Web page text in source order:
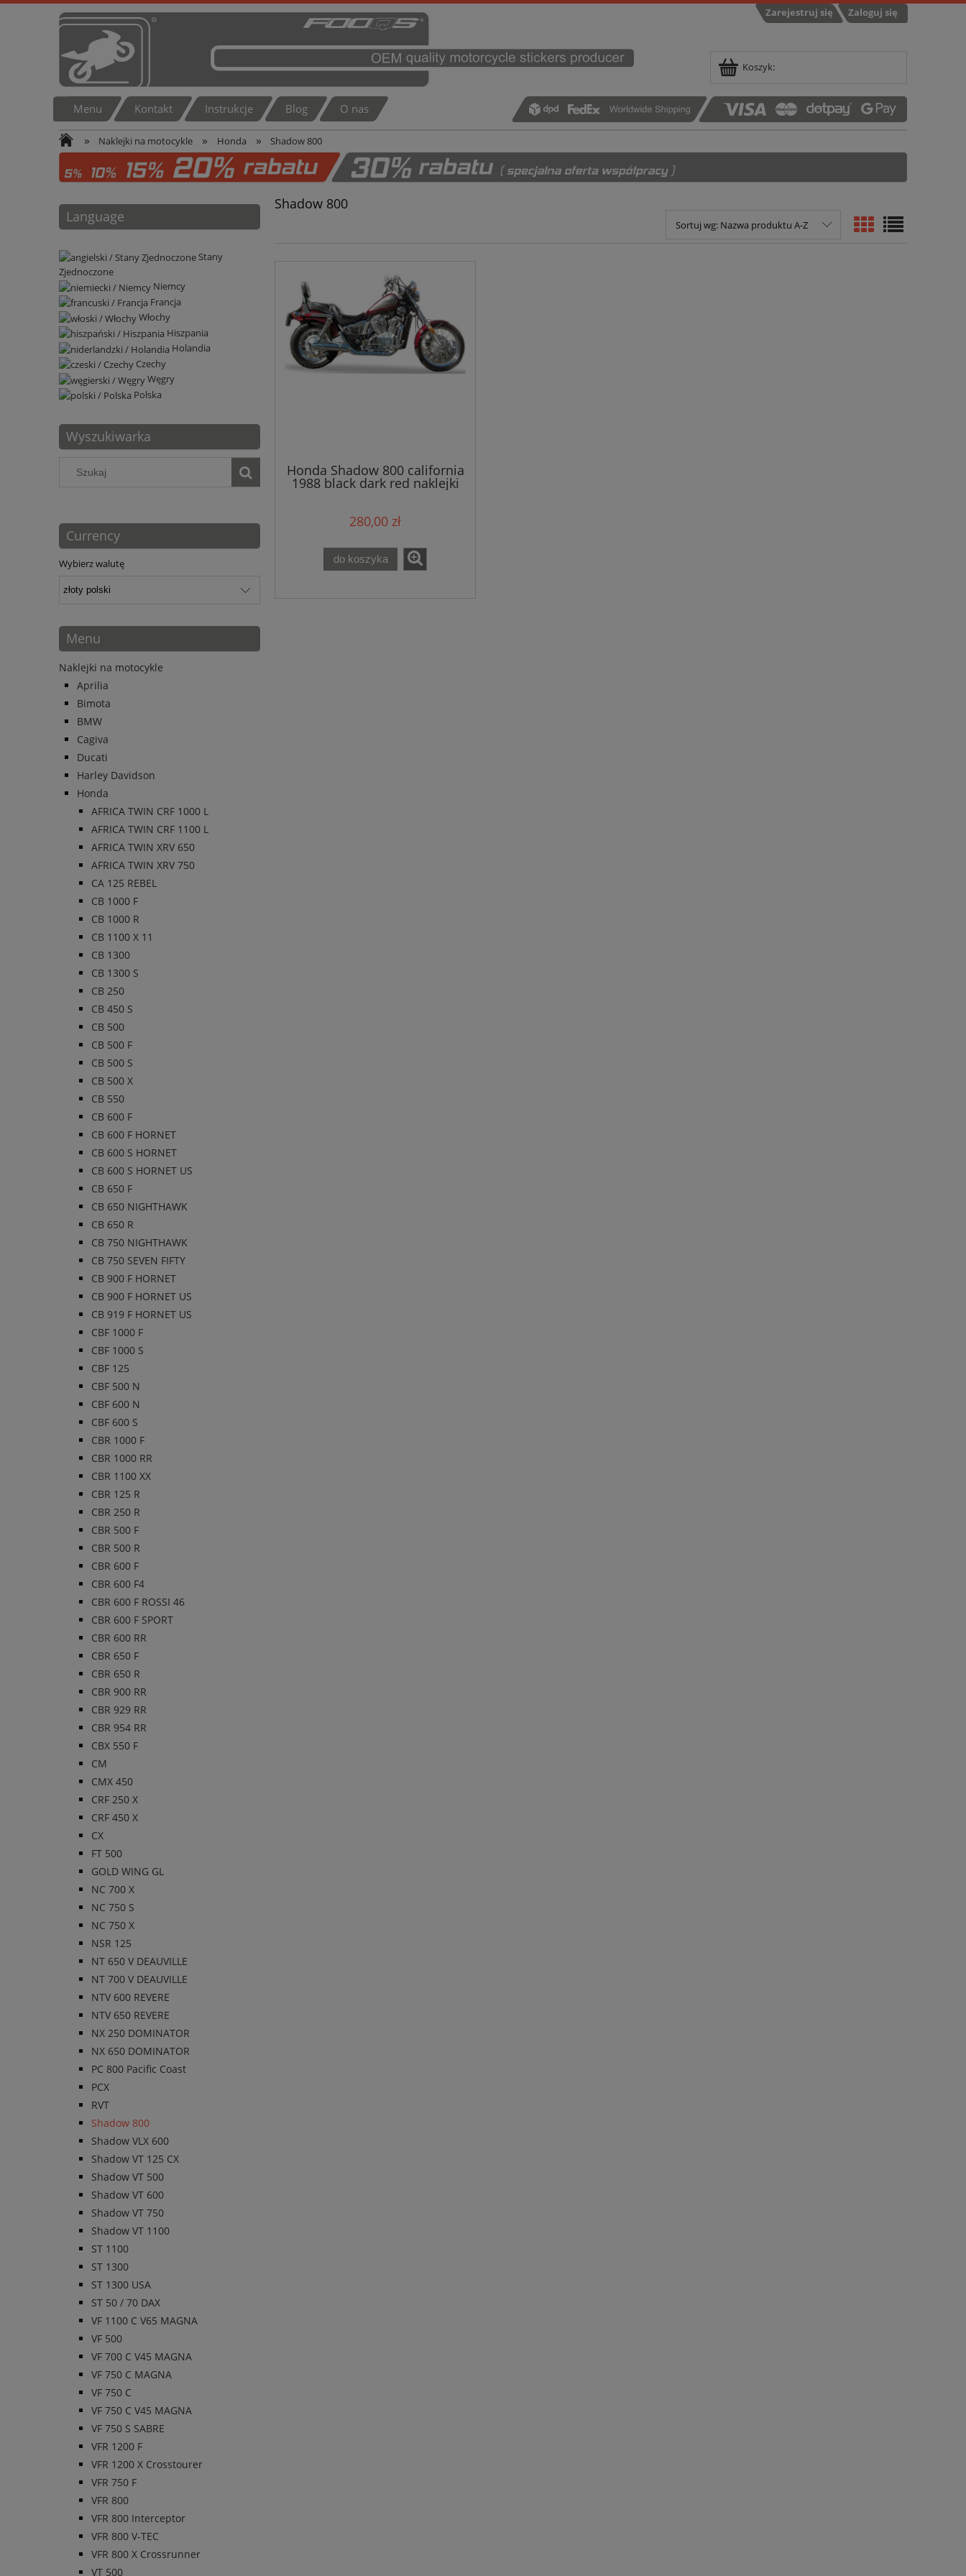
Zarejestruj się Zaloguj się
Koszyk:
Menu Kontakt Instrukcje Blog O nas
» Naklejki na motocykle » Honda » Shadow 800
Language
Stany
Zjednoczone
Niemcy
Francja
Włochy
Hiszpania
Holandia
Czechy
Węgry
Polska
Wyszukiwarka
Currency
Wybierz walutę
Menu
Naklejki na motocykle
Aprilia
Bimota
BMW
Cagiva
Ducati
Harley Davidson
Honda
AFRICA TWIN CRF 1000 L
AFRICA TWIN CRF 1100 L
AFRICA TWIN XRV 650
AFRICA TWIN XRV 750
CA 125 REBEL
CB 1000 F
CB 1000 R
CB 1100 X 11
CB 1300
CB 1300 S
CB 250
CB 450 S
CB 500
CB 500 F
CB 500 S
CB 500 X
CB 550
CB 600 F
CB 600 F HORNET
CB 600 S HORNET
CB 600 S HORNET US
CB 650 F
CB 650 NIGHTHAWK
CB 650 R
CB 750 NIGHTHAWK
CB 750 SEVEN FIFTY
CB 900 F HORNET
CB 900 F HORNET US
CB 919 F HORNET US
CBF 1000 F
CBF 1000 S
CBF 125
CBF 500 N
CBF 600 N
CBF 600 S
CBR 1000 F
CBR 1000 RR
CBR 1100 XX
CBR 125 R
CBR 250 R
CBR 500 F
CBR 500 R
CBR 600 F
CBR 600 F4
CBR 600 F ROSSI 46
CBR 600 F SPORT
CBR 600 RR
CBR 650 F
CBR 650 R
CBR 900 RR
CBR 929 RR
CBR 954 RR
CBX 550 F
CM
CMX 450
CRF 250 X
CRF 450 X
CX
FT 500
GOLD WING GL
NC 700 X
NC 750 S
NC 750 X
NSR 125
NT 650 V DEAUVILLE
NT 700 V DEAUVILLE
NTV 600 REVERE
NTV 650 REVERE
NX 250 DOMINATOR
NX 650 DOMINATOR
PC 800 Pacific Coast
PCX
RVT
Shadow 800
Shadow VLX 600
Shadow VT 125 CX
Shadow VT 500
Shadow VT 600
Shadow VT 750
Shadow VT 1100
ST 1100
ST 1300
ST 1300 USA
ST 50 / 70 DAX
VF 1100 C V65 MAGNA
VF 500
VF 700 C V45 MAGNA
VF 750 C MAGNA
VF 750 C
VF 750 C V45 MAGNA
VF 750 S SABRE
VFR 1200 F
VFR 1200 X Crosstourer
VFR 750 F
VFR 800
VFR 800 Interceptor
VFR 800 V-TEC
VFR 800 X Crossrunner
VT 500
Shadow 800
Sortuj wg: Nazwa produktu A-Z
Honda Shadow 800 california
1988 black dark red naklejki
280,00 zł
do koszyka